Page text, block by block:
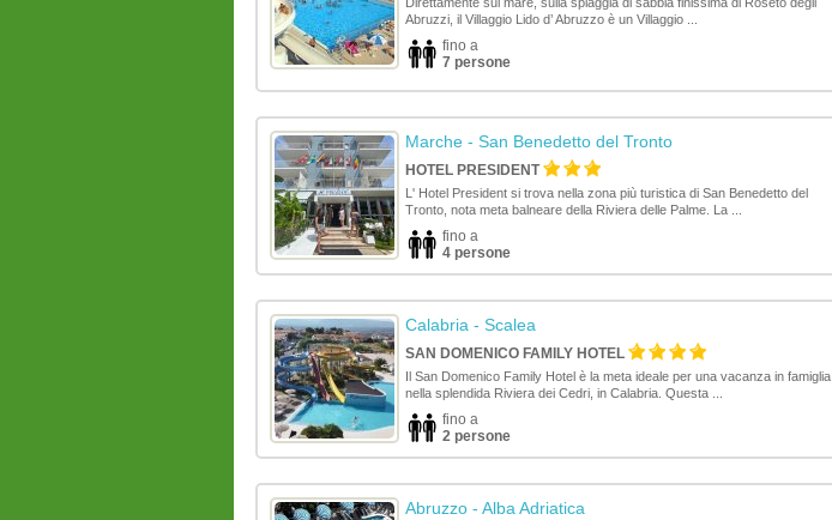
Abruzzi, il Villaggio Lido d’ Abruzzo è un Villaggio ...
fino a
7 persone
Marche- San Benedetto del Tronto
HOTEL PRESIDENT
L' Hotel President si trova nella zona più turistica di San Benedetto del
Tronto, nota meta balneare della Riviera delle Palme. La ...
fino a
4 persone
Calabria - Scalea
SAN DOMENICO FAMILY HOTEL
Il San Domenico Family Hotel è la meta ideale per una vacanza in famiglia
nella splendida Riviera dei Cedri, in Calabria. Questa ...
fino a
2 persone
Abruzzo- Alba Adriatica